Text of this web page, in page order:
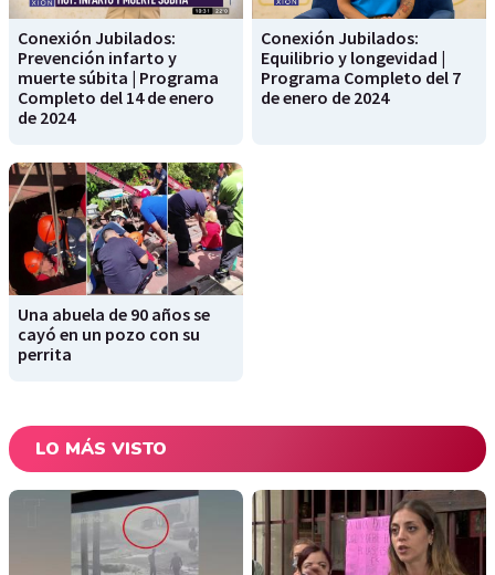
Conexión Jubilados:
Prevención infarto y
muerte súbita | Programa
Completo del 14 de enero
de 2024
Conexión Jubilados:
Equilibrio y longevidad |
Programa Completo del 7
de enero de 2024
Una abuela de 90 años se
cayó en un pozo con su
perrita
LO MÁS VISTO